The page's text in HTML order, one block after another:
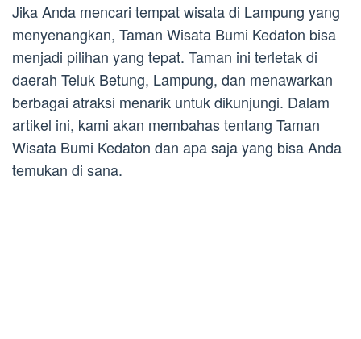
Jika Anda mencari tempat wisata di Lampung yang
menyenangkan, Taman Wisata Bumi Kedaton bisa
menjadi pilihan yang tepat. Taman ini terletak di
daerah Teluk Betung, Lampung, dan menawarkan
berbagai atraksi menarik untuk dikunjungi. Dalam
artikel ini, kami akan membahas tentang Taman
Wisata Bumi Kedaton dan apa saja yang bisa Anda
temukan di sana.